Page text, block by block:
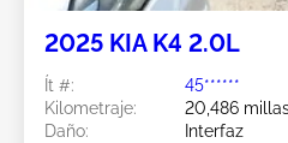
2025 KIA K4 2.0L
Ít #:
45******
Kilometraje:
20,486
Daño:
Interfaz